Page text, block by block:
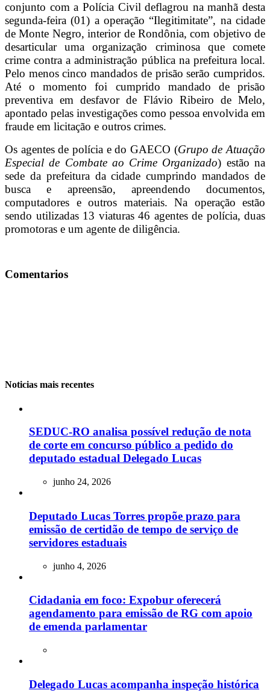
conjunto com a Polícia Civil deflagrou na manhã desta
segunda-feira (01) a operação “Ilegitimitate”, na cidade
de Monte Negro, interior de Rondônia, com objetivo de
desarticular uma organização criminosa que comete
crime contra a administração pública na prefeitura local.
Pelo menos cinco mandados de prisão serão cumpridos.
Até o momento foi cumprido mandado de prisão
preventiva em desfavor de Flávio Ribeiro de Melo,
apontado pelas investigações como pessoa envolvida em
fraude em licitação e outros crimes.
Os agentes de polícia e do GAECO (Grupo de Atuação
Especial de Combate ao Crime Organizado) estão na
sede da prefeitura da cidade cumprindo mandados de
busca e apreensão, apreendendo documentos,
computadores e outros materiais. Na operação estão
sendo utilizadas 13 viaturas 46 agentes de polícia, duas
promotoras e um agente de diligência.
Comentarios
Noticias mais recentes
SEDUC-RO analisa possível redução de nota
de corte em concurso público a pedido do
deputado estadual Delegado Lucas
junho 24, 2026
Deputado Lucas Torres propõe prazo para
emissão de certidão de tempo de serviço de
servidores estaduais
junho 4, 2026
Cidadania em foco: Expobur oferecerá
agendamento para emissão de RG com apoio
de emenda parlamentar
Delegado Lucas acompanha inspeção histórica